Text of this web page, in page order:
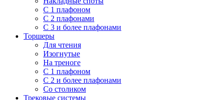
С 1 плафоном
С 2 плафонами
С 3 и более плафонами
Торшеры
Для чтения
Изогнутые
На треноге
С 1 плафоном
С 2 и более плафонами
Со столиком
Трековые системы